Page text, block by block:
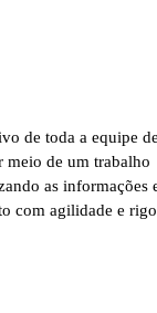
de toda a equipe
meio de um trabalho
as informações
com agilidade e